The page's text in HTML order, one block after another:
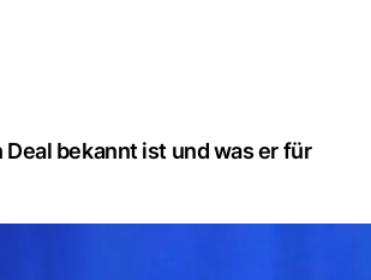
bekannt ist und was er für